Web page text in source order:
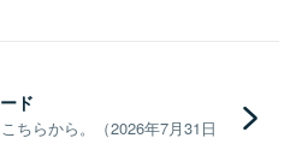
ド
ちらから。（2026年7月31日